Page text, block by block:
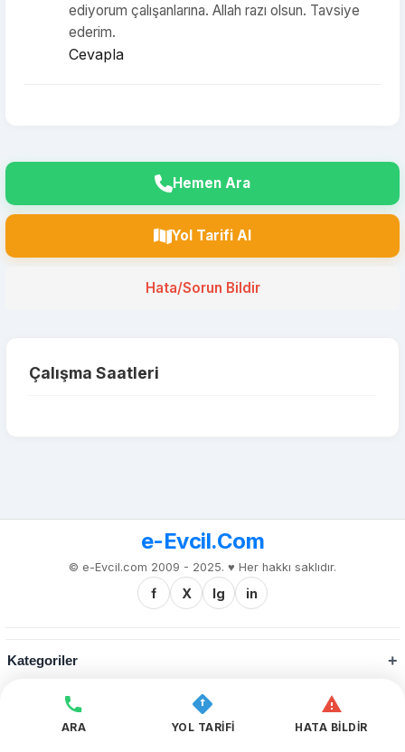
ediyorum çalışanlarına. Allah razı olsun. Tavsiye
ederim.
Cevapla
Hemen Ara
Yol Tarifi Al
Hata/Sorun Bildir
Çalışma Saatleri
ARA YOL TARİFİ HATA BİLDİR
e-Evcil.Com
© e-Evcil.com 2009 - 2025. ♥️ Her hakkı saklıdır.
f X Ig in
Kategoriler
Kurumsal